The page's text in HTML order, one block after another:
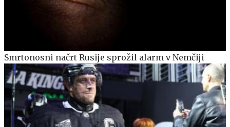
Smrtonosni načrt Rusije sprožil alarm v Nemčiji